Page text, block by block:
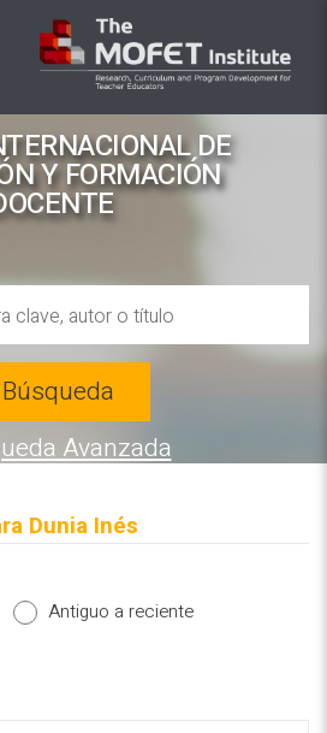
DE
Y FORMACIÓN
EN LÍNEA DE
Búsqueda
Avanzada
Dunia Inés
Antiguo a reciente